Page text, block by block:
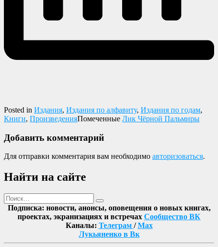
Posted in Издания, Издания по алфавиту, Издания по годам,
Книги, ПроизведенияПомеченные Лик Чёрной Пальмиры
Добавить комментарий
Для отправки комментария вам необходимо авторизоваться.
Найти на сайте
Поиск
Найти
Подписка: новости, анонсы, оповещения о новых книгах,
проектах, экранизациях и встречах Сообщество ВК
Каналы: Телеграм /Max
Лукьяненко в Вк